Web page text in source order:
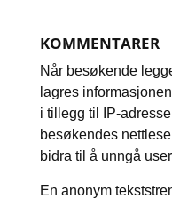
KOMMENTARER
Når besøkende
lagres
i tillegg til IP-
besøkendes
bidra til å unngå
En anonym